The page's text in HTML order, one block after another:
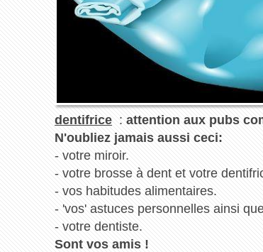
dentifrice: attention aux pubs
N'oubliez jamais aussi ceci:
- votre miroir.
- votre brosse à dent et votre
- vos habitudes alimentaires.
- 'vos' astuces personnelles ainsi
- votre dentiste.
Sont vos amis !